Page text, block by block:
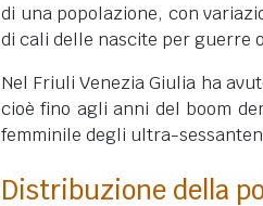
di una popolazione, con
di cali delle nascite per guerre
Nel Friuli Venezia Giulia ha
cioè fino agli anni del boom
femminile degli ultra-
Distribuzione della